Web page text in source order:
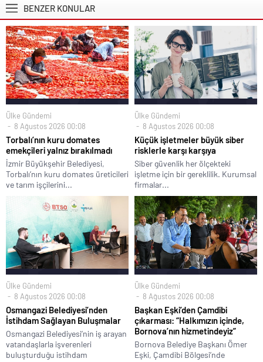
BENZER KONULAR
Ülke Gündemi
8 Ağustos 2026 00:08
Torbalı’nın kuru domates
emekçileri yalnız bırakılmadı
İzmir Büyükşehir Belediyesi,
Torbalı’nın kuru domates üreticileri
ve tarım işçilerini...
Ülke Gündemi
8 Ağustos 2026 00:08
Küçük işletmeler büyük siber
risklerle karşı karşıya
Siber güvenlik her ölçekteki
işletme için bir gereklilik. Kurumsal
firmalar...
Ülke Gündemi
8 Ağustos 2026 00:08
Osmangazi Belediyesi’nden
İstihdam Sağlayan Buluşmalar
Osmangazi Belediyesi’nin iş arayan
vatandaşlarla işverenleri
buluşturduğu istihdam
Ülke Gündemi
8 Ağustos 2026 00:08
Başkan Eşki’den Çamdibi
çıkarması: “Halkımızın içinde,
Bornova’nın hizmetindeyiz”
Bornova Belediye Başkanı Ömer
Eşki, Çamdibi Bölgesi’nde